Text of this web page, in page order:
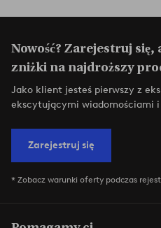
Nowość? Zarejestruj się,
zniżki na najdroższy
Jako klient jesteś pierwszy z
ekscytującymi wiadomościami
Zarejestruj się
* Zobacz warunki oferty podczas